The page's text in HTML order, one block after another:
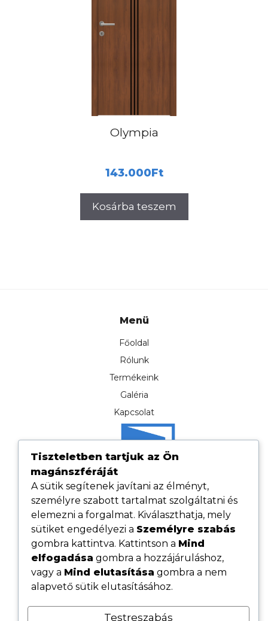
Olympia
143.000Ft
Kosárba teszem
Menü
Főoldal
Rólunk
Termékeink
Galéria
Kapcsolat
Hasznos linkek
Adatvédelmi tájékoztató
Cookie tájékoztató
Tiszteletben tartjuk az Ön
magánszféráját
A sütik segítenek javítani az élményt,
személyre szabott tartalmat szolgáltatni és
elemezni a forgalmat. Kiválaszthatja, mely
sütiket engedélyezi a Személyre szabás
gombra kattintva. Kattintson a Mind
elfogadása gombra a hozzájáruláshoz,
vagy a Mind elutasítása gombra a nem
alapvető sütik elutasításához.
Testreszabás